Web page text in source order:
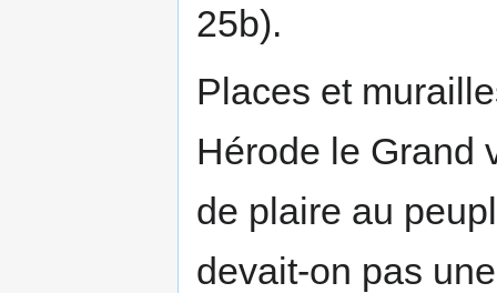
25b).
Places et
Hérode le Grand
de plaire au
devait-on pas